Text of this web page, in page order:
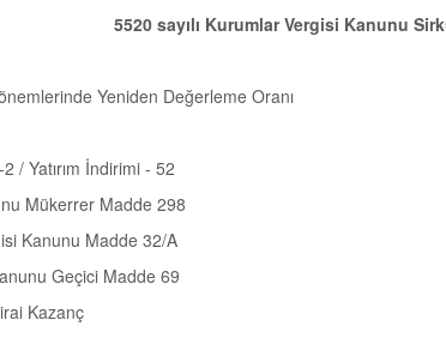
5520 sayılı Kurumlar Vergisi Kanunu
Yeniden Değerleme Oranı
/ Yatırım İndirimi - 52
Mükerrer Madde 298
32/A
Madde 69
Kazanç